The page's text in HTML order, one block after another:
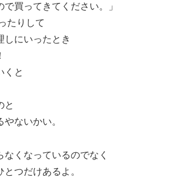
買ってきてください。」
たりして
しにいったとき
くと
と
ないかい。
くなっているのでなく
とつだけあるよ。